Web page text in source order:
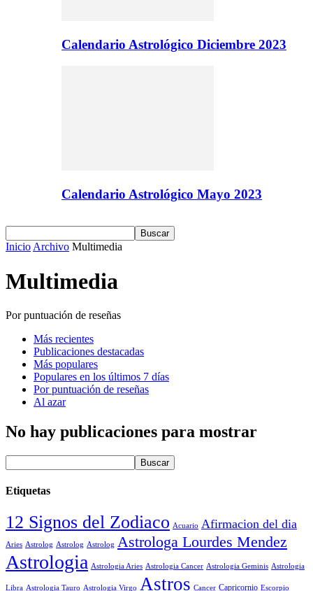
Calendario Astrológico Diciembre 2023
Calendario Astrológico Mayo 2023
Inicio Archivo Multimedia
Multimedia
Por puntuación de reseñas
Más recientes
Publicaciones destacadas
Más populares
Populares en los últimos 7 días
Por puntuación de reseñas
Al azar
No hay publicaciones para mostrar
Etiquetas
12 Signos del Zodiaco Acuario Afirmacion del dia
Aries Astrolog Astrolog Astrolog Astrologa Lourdes Mendez
Astrologia Astrologia Aries Astrologia Cancer Astrologia Geminis Astrologia
Libra Astrologia Tauro Astrologia Virgo Astros Cancer Capricornio Escorpio